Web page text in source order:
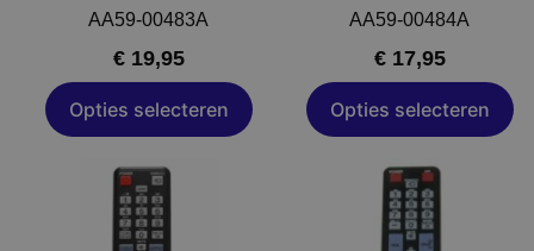
AA59-00483A
€19,95
Opties selecteren
worden
de
productpagina
AA59-00484A
€17,95
Opties selecteren
worden
de
productpagina
Dit
product
heeft
Dit
product
heeft